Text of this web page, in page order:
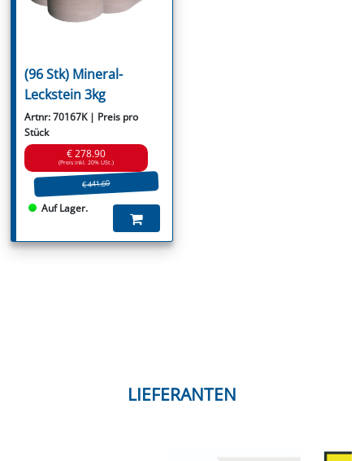
(96 Stk) Mineral-
Leckstein 3kg
Artnr: 70167K | Preis pro
Stück
€ 278.90
(Preis inkl. 20% USt.)
€ 441.60
Auf Lager.
LIEFERANTEN